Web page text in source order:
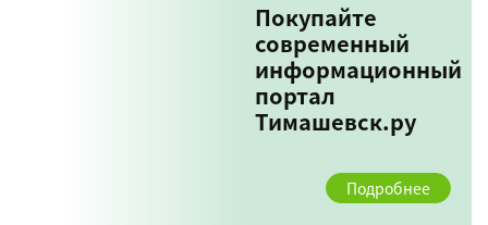
Покупайте
современный
информационный
портал
Тимашевск.ру
Подробнее